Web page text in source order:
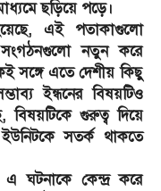
ছড়িয়ে পড়ে।
এই পতাকাগুলো
সংগঠনগুলো নতুন করে
সঙ্গে এতে দেশীয় কিছু
ইন্ধনের বিষয়টিও
বিষয়টিকে গুরুত্ব দিয়ে
সতর্ক থাকতে
ঘটনাকে কেন্দ্র করে